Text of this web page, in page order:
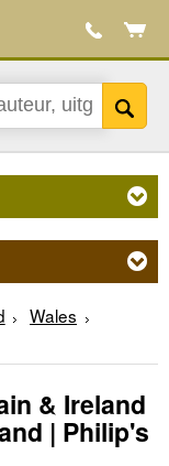
Wales
& Ireland
| Philip's